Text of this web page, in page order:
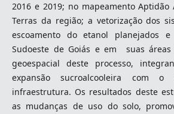
2016 e 2019; no mapeamento Aptidão
Terras da região; a vetorização dos
escoamento do etanol planejados
Sudoeste de Goiás e em suas
geoespacial deste processo,
expansão sucroalcooleira com
infraestrutura. Os resultados deste
as mudanças de uso do solo,